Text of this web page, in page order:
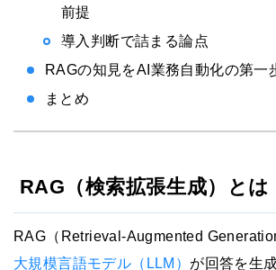
前提
導入判断で詰まる論点
RAGの知見をAI業務自動化の第一
まとめ
RAG（検索拡張生成）とは
RAG（Retrieval-Augmented
大規模言語モデル（LLM） が回答を生